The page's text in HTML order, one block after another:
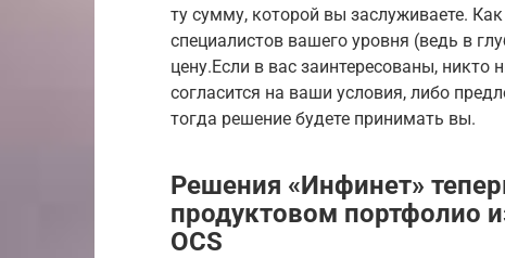
ту сумму, которой вы заслуживаете.
специалистов вашего уровня (ведь в
цену.Если в вас заинтересованы, никто
согласится на ваши условия, либо
тогда решение будете принимать вы.
Решения «Инфинет»
продуктовом портфолио
OCS